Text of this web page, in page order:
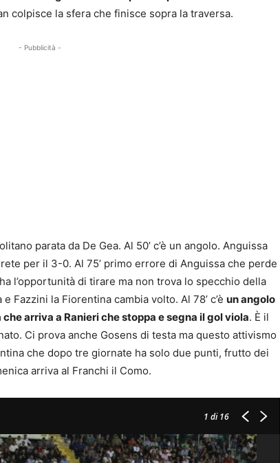
colpisce la sfera che finisce sopra la traversa.
- Pubblicità -
parata da De Gea. Al 50’ c’è un angolo. Anguissa
per il 3-0. Al 75’ primo errore di Anguissa che perde
l’opportunità di tirare ma non trova lo specchio della
Fazzini la Fiorentina cambia volto. Al 78’ c’è un angolo
arriva a Ranieri che stoppa e segna il gol viola. È il
Ci prova anche Gosens di testa ma questo attivismo
che dopo tre giornate ha solo due punti, frutto dei
arriva al Franchi il Como.
1 di 16